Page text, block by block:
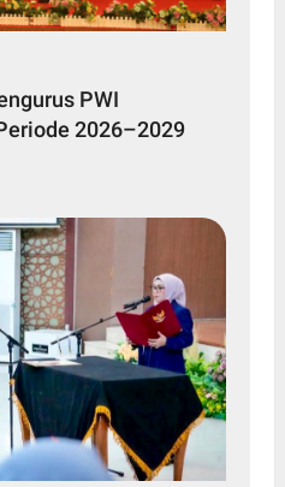
PWI
2026–2029